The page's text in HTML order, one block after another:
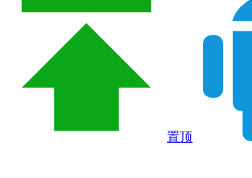
置顶